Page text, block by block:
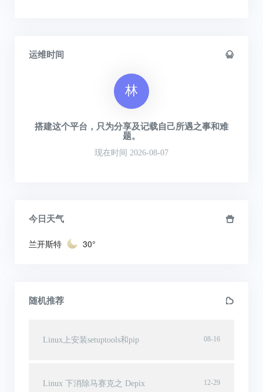
运维时间
林
搭建这个平台，只为分享及记载自己所遇之事和难
题。
现在时间 2026-08-07
今日天气
兰开斯特 30°
随机推荐
08-16
Linux上安装setuptools和pip
12-29
Linux 下消除马赛克之 Depix